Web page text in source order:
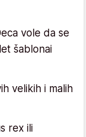
vole da se
šablonai
velikih i malih
rex ili